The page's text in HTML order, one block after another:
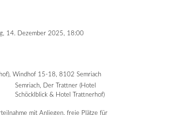
14. Dezember 2025, 18:00
Windhof 15-18, 8102 Semriach
Semriach, Der Trattner (Hotel
Schöcklblick & Hotel Trattnerhof)
mit Anliegen, freie Plätze für